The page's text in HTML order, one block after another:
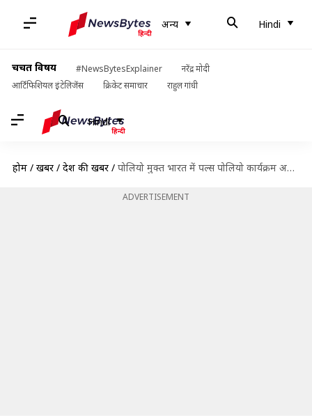
अन्य Hindi
चर्चित विषय #NewsBytesExplainer
नरेंद्र मोदी
आर्टिफिशियल इंटेलिजेंस
क्रिकेट समाचार राहुल गांधी
Hindi
होम / खबरें / देश की खबरें / पोलियो मुक्त भारत में पल्स पोलियो कार्यक्रम अभी भी क्यों चल रहा है?
ADVERTISEMENT